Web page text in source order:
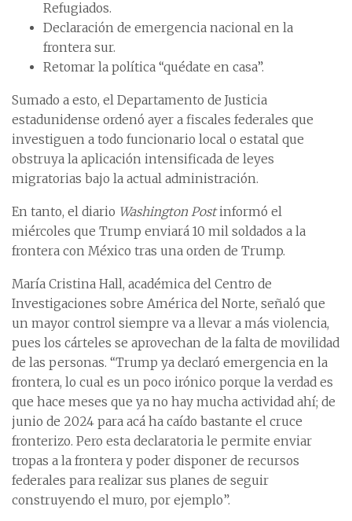
Refugiados.
Declaración de emergencia nacional en la
frontera sur.
Retomar la política “quédate en casa”.
Sumado a esto, el Departamento de Justicia
estadunidense ordenó ayer a fiscales federales que
investiguen a todo funcionario local o estatal que
obstruya la aplicación intensificada de leyes
migratorias bajo la actual administración.
En tanto, el diario Washington Postinformó el
miércoles que Trump enviará 10 mil soldados a la
frontera con México tras una orden de Trump.
María Cristina Hall, académica del Centro de
Investigaciones sobre América del Norte, señaló que
un mayor control siempre va a llevar a más violencia,
pues los cárteles se aprovechan de la falta de movilidad
de las personas. “Trump ya declaró emergencia en la
frontera, lo cual es un poco irónico porque la verdad es
que hace meses que ya no hay mucha actividad ahí; de
junio de 2024 para acá ha caído bastante el cruce
fronterizo. Pero esta declaratoria le permite enviar
tropas a la frontera y poder disponer de recursos
federales para realizar sus planes de seguir
construyendo el muro, por ejemplo”.